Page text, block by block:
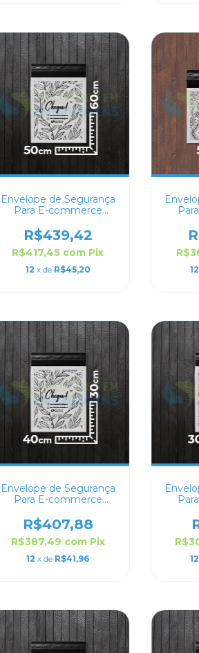
Envelope de Segurança
Para E-commerce
R$439,42
R$417,45 com Pix
12 x de R$45,20 12
Envelope de Segurança
Para E-commerce
R$407,88
R$387,49 com Pix
12 x de R$41,96 12